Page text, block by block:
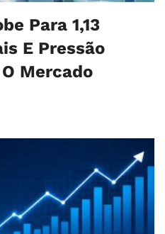
Para 1,13
E Pressão
Mercado